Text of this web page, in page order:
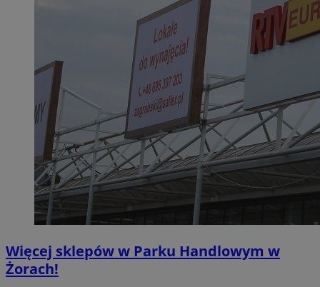
Więcej sklepów w Parku Handlowym w
Żorach!